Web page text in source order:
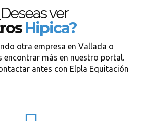
ver
Hipica?
otra empresa en Vallada o
encontrar más en nuestro portal.
antes con Elpla Equitación